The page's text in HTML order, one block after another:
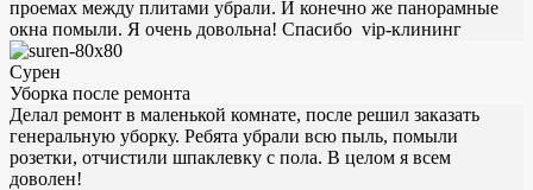
проемах между плитами убрали. И конечно же панорамные
окна помыли. Я очень довольна! Спасибо vip-клининг
Сурен
Уборка после ремонта
Делал ремонт в маленькой комнате, после решил заказать
генеральную уборку. Ребята убрали всю пыль, помыли
розетки, отчистили шпаклевку с пола. В целом я всем
доволен!